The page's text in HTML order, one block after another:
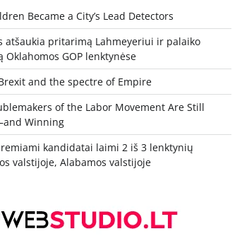
Became a City’s Lead Detectors
atšaukia pritarimą Lahmeyeriui ir palaiko
Oklahomos GOP lenktynėse
and the spectre of Empire
of the Labor Movement Are Still
Winning
kandidatai laimi 2 iš 3 lenktynių
valstijoje, Alabamos valstijoje